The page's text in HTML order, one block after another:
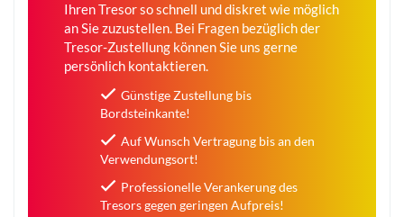
Ihren Tresor so schnell und diskret wie möglich
an Sie zuzustellen. Bei Fragen bezüglich der
Tresor-Zustellung können Sie uns gerne
persönlich kontaktieren.
Günstige Zustellung bis
Bordsteinkante!
Auf Wunsch Vertragung bis an den
Verwendungsort!
Professionelle Verankerung des
Tresors gegen geringen Aufpreis!